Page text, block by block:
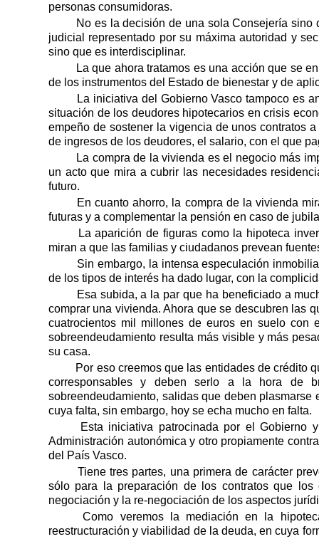
personas consumidoras.
No es la decisión de una sola Consejería
judicial representado por su máxima autoridad y
sino que es interdisciplinar.
La que ahora tratamos es una acción que se
de los instrumentos del Estado de bienestar y de
La iniciativa del Gobierno Vasco tampoco es
situación de los deudores hipotecarios en crisis
empeño de sostener la vigencia de unos contratos
de ingresos de los deudores, el salario, con el que
La compra de la vivienda es el negocio más
un acto que mira a cubrir las necesidades
futuro.
En cuanto ahorro, la compra de la vivienda
futuras y a complementar la pensión en caso de
La aparición de figuras como la hipoteca
miran a que las familias y ciudadanos prevean
Sin embargo, la intensa especulación
de los tipos de interés ha dado lugar, con la
Esa subida, a la par que ha beneficiado a
comprar una vivienda. Ahora que se descubren las
cuatrocientos mil millones de euros en suelo
sobreendeudamiento resulta más visible y más
su casa.
Por eso creemos que las entidades de crédito
corresponsables y deben serlo a la hora de
sobreendeudamiento, salidas que deben
cuya falta, sin embargo, hoy se echa mucho en falta.
Esta iniciativa patrocinada por el Gobierno
Administración autonómica y otro propiamente
del País Vasco.
Tiene tres partes, una primera de carácter
sólo para la preparación de los contratos que
negociación y la re-negociación de los aspectos
Como veremos la mediación en la
reestructuración y viabilidad de la deuda, en cuya